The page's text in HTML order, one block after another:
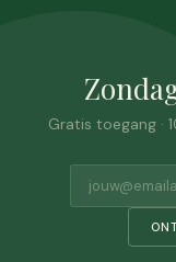
Gratis toegang ·